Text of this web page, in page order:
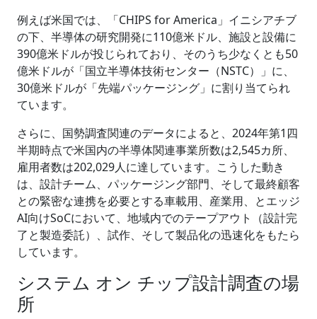
例えば米国では、「CHIPS for America」イニシアチブ
の下、半導体の研究開発に110億米ドル、施設と設備に
390億米ドルが投じられており、そのうち少なくとも50
億米ドルが「国立半導体技術センター（NSTC）」に、
30億米ドルが「先端パッケージング」に割り当てられ
ています。
さらに、国勢調査関連のデータによると、2024年第1四
半期時点で米国内の半導体関連事業所数は2,545カ所、
雇用者数は202,029人に達しています。こうした動き
は、設計チーム、パッケージング部門、そして最終顧客
との緊密な連携を必要とする車載用、産業用、とエッジ
AI向けSoCにおいて、地域内でのテープアウト（設計完
了と製造委託）、試作、そして製品化の迅速化をもたら
しています。
システム オン チップ設計調査の場
所